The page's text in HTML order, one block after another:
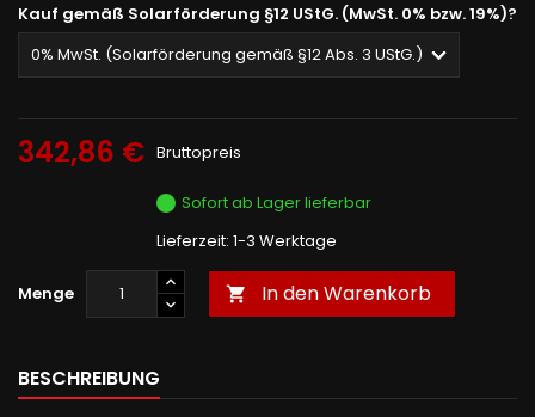
Kauf gemäß Solarförderung §12 UStG. (MwSt. 0% bzw. 19%)?
342,86 € Bruttopreis
Sofort ab Lager lieferbar
Lieferzeit: 1-3 Werktage
Menge  In den Warenkorb
BESCHREIBUNG